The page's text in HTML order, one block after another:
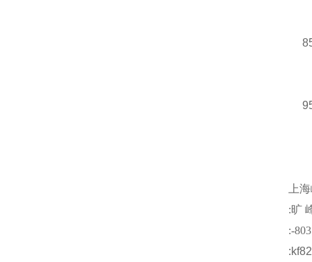
上海
:旷
:-803